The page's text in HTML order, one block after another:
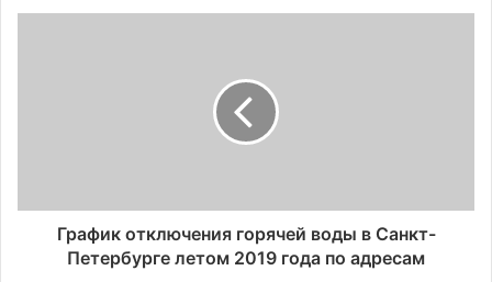
График отключения горячей воды в Санкт-
Петербурге летом 2019 года по адресам